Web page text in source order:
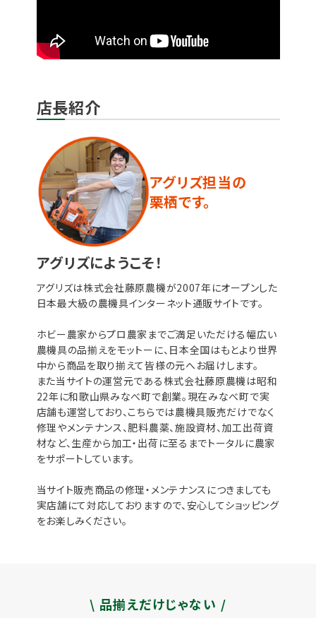
店長紹介
アグリズ担当の
栗栖です。
アグリズにようこそ！
アグリズは株式会社藤原農機が2007年にオープンした
日本最大級の農機具インターネット通販サイトです。
ホビー農家からプロ農家までご満足いただける幅広い
農機具の品揃えをモットーに、日本全国はもとより世界
中から商品を取り揃えて皆様の元へお届けします。
また当サイトの運営元である株式会社藤原農機は昭和
22年に和歌山県みなべ町で創業。現在みなべ町で実
店舗も運営しており、こちらでは農機具販売だけでなく
修理やメンテナンス、肥料農薬、施設資材、加工出荷資
材など、生産から加工・出荷に至るまでトータルに農家
をサポートしています。
当サイト販売商品の修理・メンテナンスにつきましても
実店舗にて対応しておりますので、安心してショッピング
をお楽しみください。
\ 品揃えだけじゃない /